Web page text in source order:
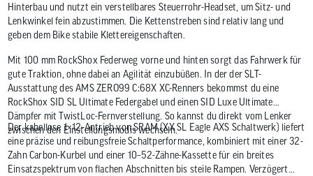
Hinterbau und nutzt ein verstellbares Steuerrohr-Headset, um Sitz- und
Lenkwinkel fein abzustimmen. Die Kettenstreben sind relativ lang und
geben dem Bike stabile Klettereigenschaften.
Mit 100 mm RockShox Federweg vorne und hinten sorgt das Fahrwerk für
gute Traktion, ohne dabei an Agilität einzubüßen. In der der SLT-
Ausstattung des AMS ZERO99 C:68X XC-Renners bekommst du eine
RockShox SID SL Ultimate Federgabel und einen SID Luxe Ultimate
Dämpfer mit TwistLoc-Fernverstellung. So kannst du direkt vom Lenker
zwischen den Einstellungsmodis wechseln.
Der kabellose 1×12-Antrieb von SRAM (XX SL Eagle AXS Schaltwerk) liefert
eine präzise und reibungsfreie Schaltperformance, kombiniert mit einer 32-
Zahn Carbon-Kurbel und einer 10–52-Zähne-Kassette für ein breites
Einsatzspektrum von flachen Abschnitten bis steile Rampen. Verzögert